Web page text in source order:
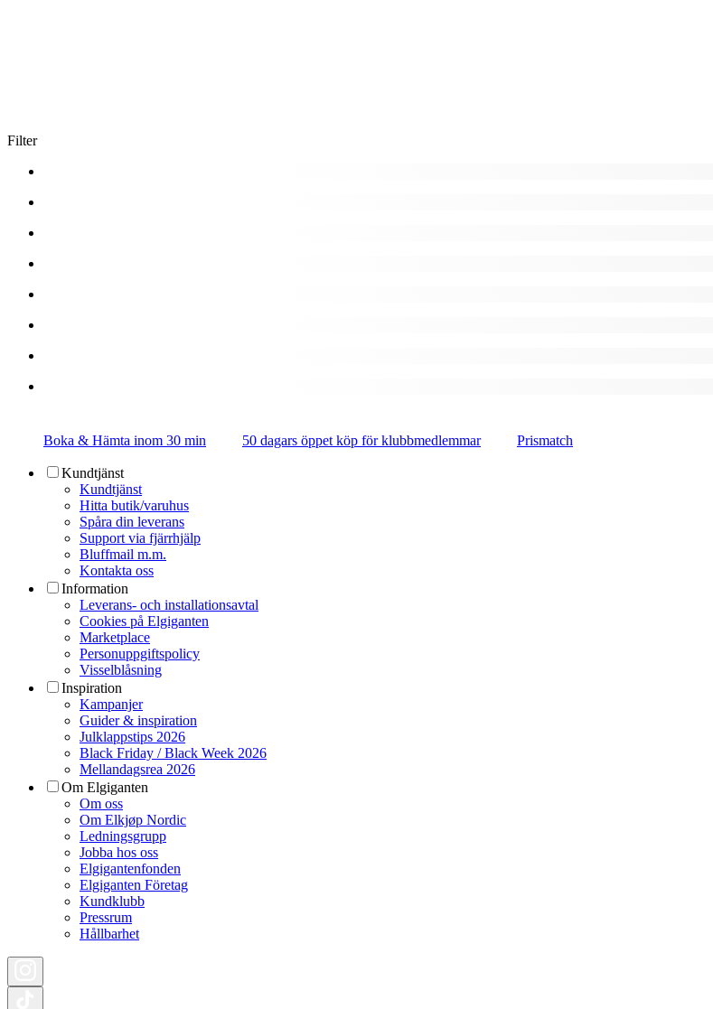
Filter
Boka & Hämta inom 30 min 50 dagars öppet köp för klubbmedlemmar Prismatch
Kundtjänst
Kundtjänst
Hitta butik/varuhus
Spåra din leverans
Support via fjärrhjälp
Bluffmail m.m.
Kontakta oss
Information
Leverans- och installationsavtal
Cookies på Elgiganten
Marketplace
Personuppgiftspolicy
Visselblåsning
Inspiration
Kampanjer
Guider & inspiration
Julklappstips 2026
Black Friday / Black Week 2026
Mellandagsrea 2026
Om Elgiganten
Om oss
Om Elkjøp Nordic
Ledningsgrupp
Jobba hos oss
Elgigantenfonden
Elgiganten Företag
Kundklubb
Pressrum
Hållbarhet